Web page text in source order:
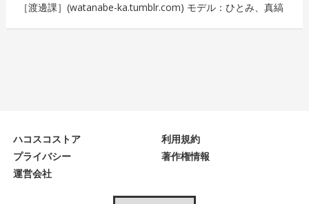
［渡邊課］(watanabe-ka.tumblr.com) モデル：ひとみ、真縞
ハコスコストア
利用規約
プライバシー
著作権情報
運営会社